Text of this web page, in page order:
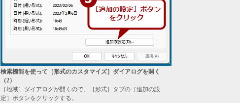
検索機能を使って［形式のカスタマイズ］ダイアログを開く
（2）
［地域］ダイアログが開くので、［形式］タブの［追加の設
定］ボタンをクリックする。